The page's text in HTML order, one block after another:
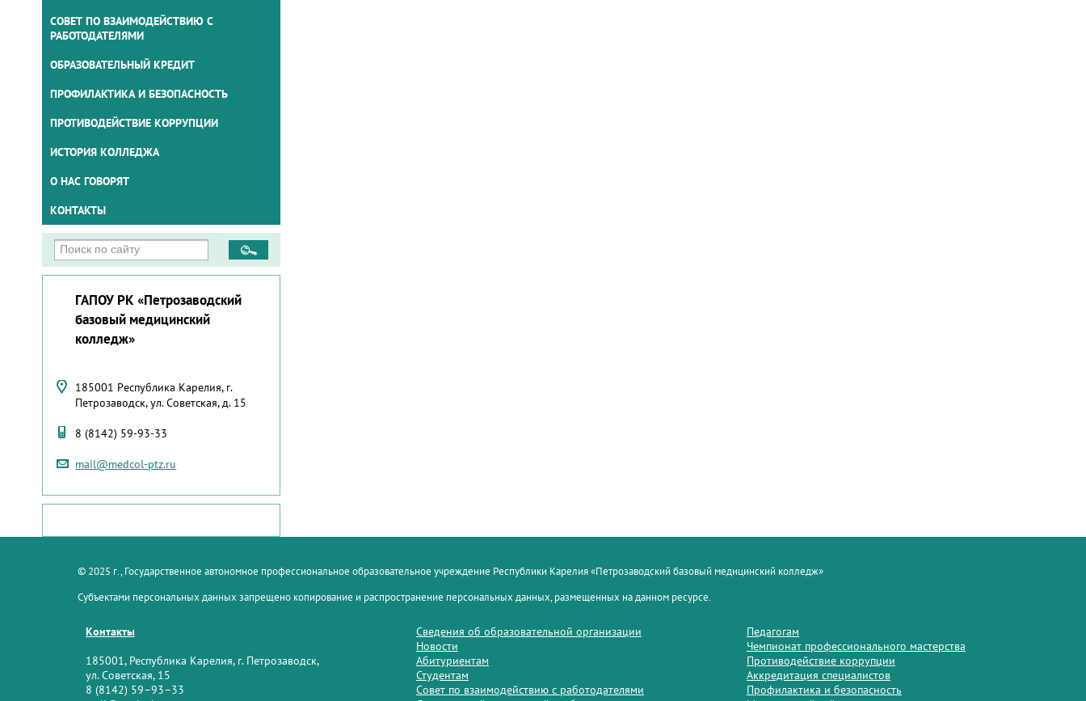
СОВЕТ ПО ВЗАИМОДЕЙСТВИЮ С
РАБОТОДАТЕЛЯМИ
ОБРАЗОВАТЕЛЬНЫЙ КРЕДИТ
ПРОФИЛАКТИКА И БЕЗОПАСНОСТЬ
ПРОТИВОДЕЙСТВИЕ КОРРУПЦИИ
ИСТОРИЯ КОЛЛЕДЖА
О НАС ГОВОРЯТ
КОНТАКТЫ
ГАПОУ РК «Петрозаводский
базовый медицинский
колледж»
185001 Республика Карелия, г.
Петрозаводск, ул. Советская, д. 15
8 (8142) 59-93-33
mail@medcol-ptz.ru
© 2025 г., Государственное автономное профессиональное образовательное учреждение Республики Карелия «Петрозаводский базовый медицинский колледж»
Субъектами персональных данных запрещено копирование и распространение персональных данных, размещенных на данном ресурсе.
Контакты
185001, Республика Карелия, г. Петрозаводск,
ул. Советская, 15
8 (8142) 59–93–33
Сведения об образовательной организации
Новости
Абитуриентам
Студентам
Совет по взаимодействию с работодателями
Педагогам
Чемпионат профессионального мастерства
Противодействие коррупции
Аккредитация специалистов
Профилактика и безопасность